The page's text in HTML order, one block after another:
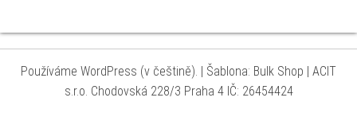
Používáme WordPress (v češtině). Šablona: Bulk Shop
| ACIT
s.r.o. Chodovská 228/3 Praha 4 IČ: 26454424